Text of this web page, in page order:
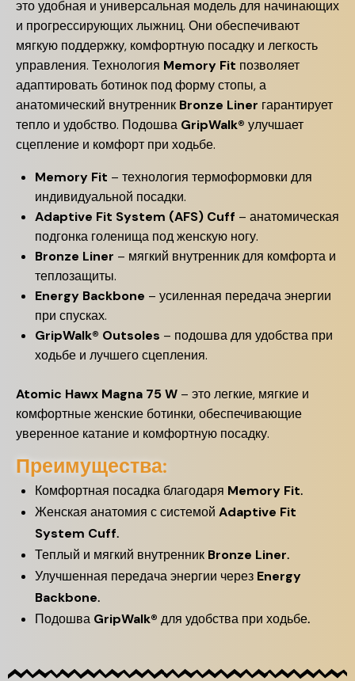
это удобная и универсальная модель для начинающих
и прогрессирующих лыжниц. Они обеспечивают
мягкую поддержку, комфортную посадку и легкость
управления. Технология Memory Fit позволяет
адаптировать ботинок под форму стопы, а
анатомический внутренник Bronze Liner гарантирует
тепло и удобство. Подошва GripWalk® улучшает
сцепление и комфорт при ходьбе.
Memory Fit – технология термоформовки для
индивидуальной посадки.
Adaptive Fit System (AFS) Cuff – анатомическая
подгонка голенища под женскую ногу.
Bronze Liner – мягкий внутренник для комфорта и
теплозащиты.
Energy Backbone – усиленная передача энергии
при спусках.
GripWalk® Outsoles – подошва для удобства при
ходьбе и лучшего сцепления.
Atomic Hawx Magna 75 W – это легкие, мягкие и
комфортные женские ботинки, обеспечивающие
уверенное катание и комфортную посадку.
Преимущества:
Комфортная посадка благодаря Memory Fit.
Женская анатомия с системой Adaptive Fit
System Cuff.
Теплый и мягкий внутренник Bronze Liner.
Улучшенная передача энергии через Energy
Backbone.
Подошва GripWalk® для удобства при ходьбе.